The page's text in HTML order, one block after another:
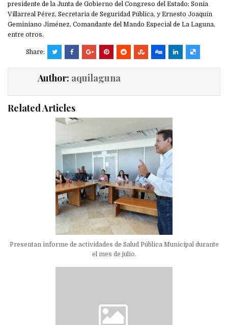
presidente de la Junta de Gobierno del Congreso del Estado; Sonia
Villarreal Pérez, Secretaria de Seguridad Pública, y Ernesto Joaquín
Geminiano Jiménez, Comandante del Mando Especial de La Laguna,
entre otros.
Share:
Author: aquilaguna
Related Articles
Presentan informe de actividades de Salud Pública Municipal durante
el mes de julio.